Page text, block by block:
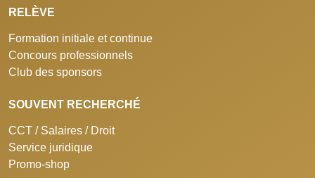
RELÈVE
Formation initiale et continue
Concours professionnels
Club des sponsors
SOUVENT RECHERCHÉ
CCT / Salaires / Droit
Service juridique
Promo-shop